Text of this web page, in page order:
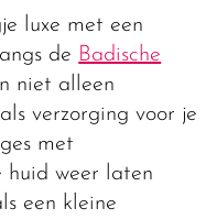
luxe met een
de Badische
niet alleen
verzorging voor je
met
huid weer laten
een kleine